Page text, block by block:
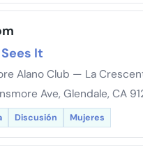
It
Alano Club — La
Ave, Glendale, CA
Discusión Mujeres